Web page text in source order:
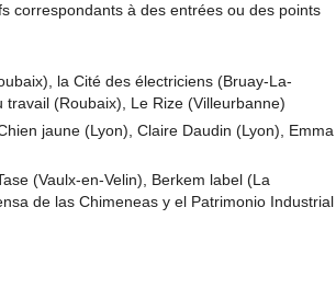
correspondants à des entrées ou des points
la Cité des électriciens (Bruay-La-
(Roubaix), Le Rize (Villeurbanne)
jaune (Lyon), Claire Daudin (Lyon), Emma
(Vaulx-en-Velin), Berkem label (La
de las Chimeneas y el Patrimonio Industrial